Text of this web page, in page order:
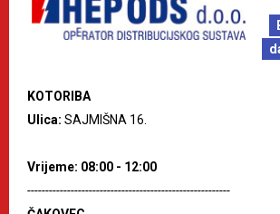
KOTORIBA
Ulica: SAJMIŠNA 16.
Vrijeme: 08:00 - 12:00
--------------------------------------------------------